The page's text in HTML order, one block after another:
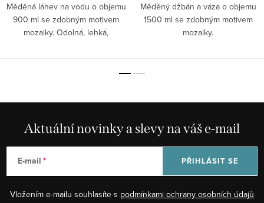
Měděná láhev na vodu o objemu
900 ml se zdobným motivem
mozaiky. Odolná, lehká,
Měděný džbán a váza o objemu
1500 ml se zdobným motivem
mozaiky.
Aktuální novinky a slevy na váš e-mail
E-mail
Vložením e-mailu souhlasíte s podmínkami ochrany osobních údajů
PŘIHLÁSIT SE